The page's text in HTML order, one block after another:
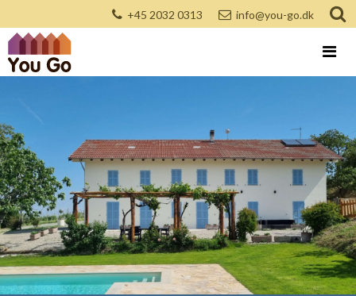
+45 2032 0313 info@you-go.dk